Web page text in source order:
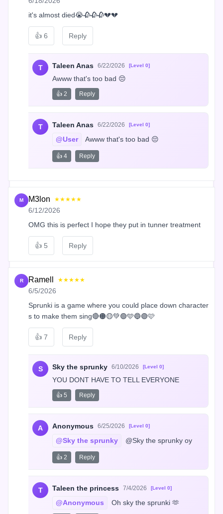
it's almost died😭🥀🥀🥀💔💔
👍 6 Reply
T Taleen Anas 6/22/2026 [Level 0]
Awww that's too bad 😔
👍 2 Reply
T Taleen Anas 6/22/2026 [Level 0]
@User Awww that's too bad 😔
👍 4 Reply
M M3lon ★★★★★
6/12/2026
OMG this is perfect I hope they put in tunner treatment
👍 5 Reply
R Ramell ★★★★★
6/5/2026
Sprunki is a game where you could place down character
s to make them sing🔴🟠🟡💚🟢🩵🔵🟣🩷
👍 7 Reply
S Sky the sprunky 6/10/2026 [Level 0]
YOU DONT HAVE TO TELL EVERYONE
👍 5 Reply
A Anonymous 6/25/2026 [Level 0]
@Sky the sprunky @Sky the sprunky oy
👍 2 Reply
T Taleen the princess 7/4/2026 [Level 0]
@Anonymous Oh sky the sprunki 🫶